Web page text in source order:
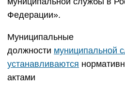
Федерации».
Муниципальные
должности муниципальной
устанавливаются
актами